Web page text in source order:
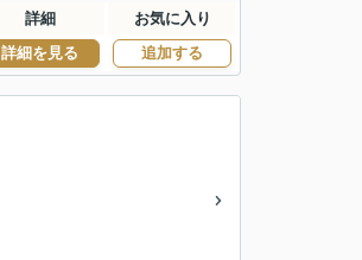
詳細 お気に入り
詳細を見る 追加する